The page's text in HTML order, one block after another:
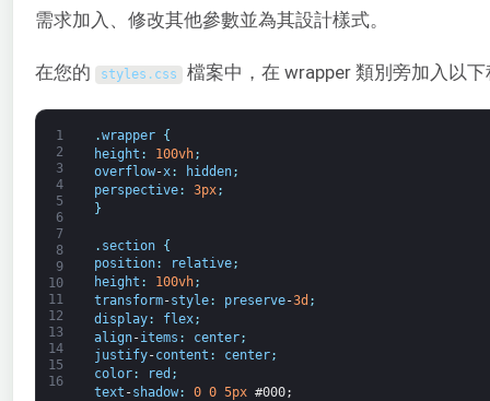
需求加入、修改其他參數並為其設計樣式。
在您的 styles . css 檔案中，在 wrapper 類別旁加入以下
1
2
3
4
5
6
7
8
9
10
11
12
13
14
15
16
.wrapper
{
height : 100vh;
overflow-x: hidden;
perspective: 3px;
}
. section
{
position: relative;
height : 100vh;
transform-style: preserve-3d ;
display: flex;
align-items : center;
justify-content : center;
color: red ;
text -shadow: 0 0 5px #000;